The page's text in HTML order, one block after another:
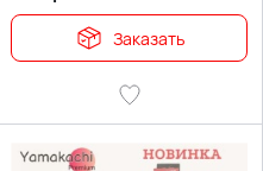
Заказать